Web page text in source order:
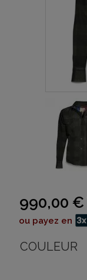
990,00 €
ou payez en
COULEUR